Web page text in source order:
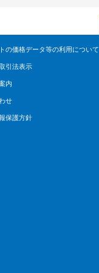
の価格データ等の利用について
引法表示
内
せ
保護方針